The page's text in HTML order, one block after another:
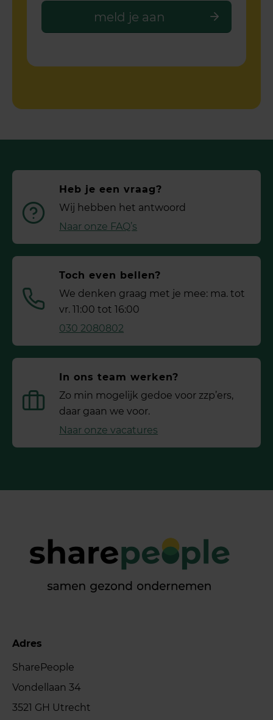
Heb je een vraag?
Wij hebben het antwoord
Naar onze FAQ’s
Toch even bellen?
We denken graag met je mee: ma. tot
vr. 11:00 tot 16:00
030 2080802
In ons team werken?
Zo min mogelijk gedoe voor ­zzp’ers,
daar gaan we voor.
Naar onze vacatures
Adres
SharePeople
Vondellaan 34
3521 GH Utrecht